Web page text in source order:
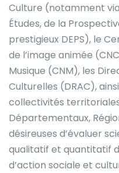
Culture (notamment
Études, de la
prestigieux DEPS), le
de l’image animée
Musique (CNM), les
Culturelles (DRAC),
collectivités
Départementaux,
désireuses d’évaluer
qualitatif et quantitatif
d’action sociale et